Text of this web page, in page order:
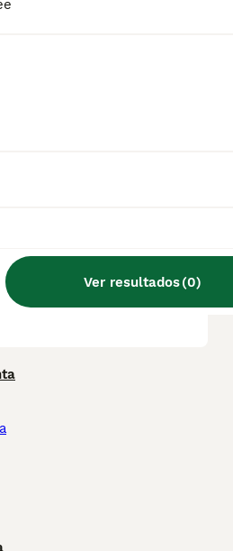
Ver resultados(0)
de
carácter del